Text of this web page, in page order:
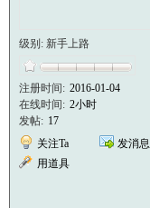
级别: 新手上路
注册时间: 2016-01-04
在线时间: 2小时
发帖: 17
关注Ta
发消息
用道具